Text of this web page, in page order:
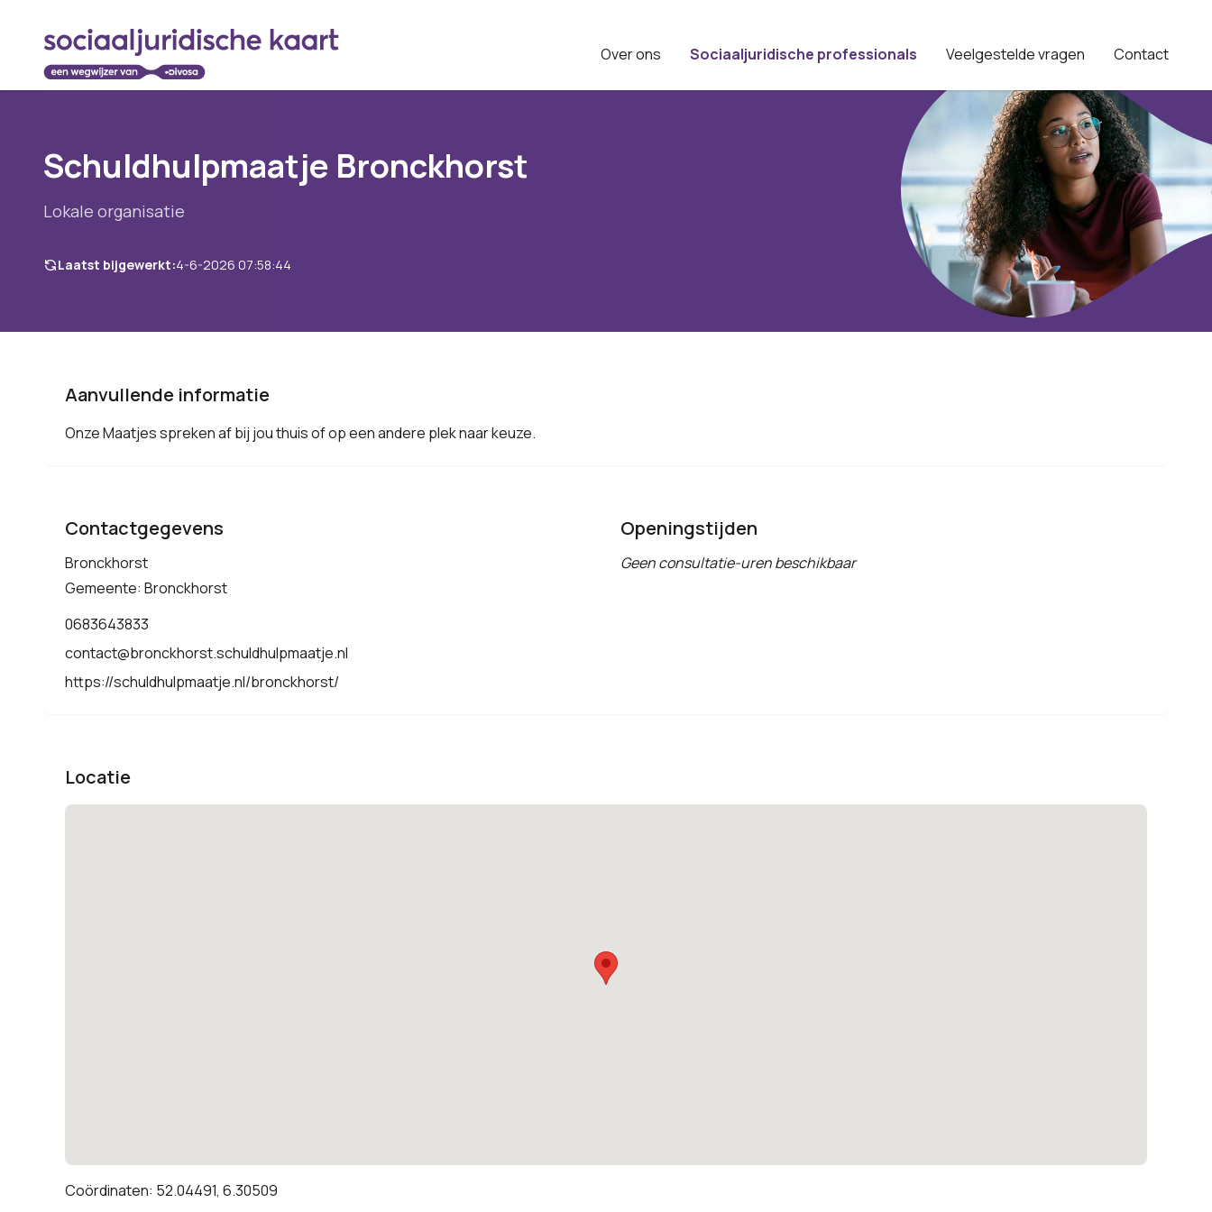
Over ons Sociaaljuridische professionals Veelgestelde vragen Contact
Schuldhulpmaatje Bronckhorst
Lokale organisatie
Laatst bijgewerkt:4-6-2026 07:58:44
Aanvullende informatie
Onze Maatjes spreken af bij jou thuis of op een andere plek naar keuze.
Contactgegevens
Bronckhorst
Gemeente: Bronckhorst
0683643833
contact@bronckhorst.schuldhulpmaatje.nl
https://schuldhulpmaatje.nl/bronckhorst/
Openingstijden
Geen consultatie-uren beschikbaar
Locatie
Coördinaten: 52.04491, 6.30509